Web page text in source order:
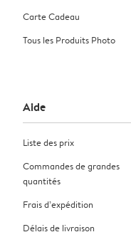
Carte Cadeau
Tous les Produits Photo
Aide
Liste des prix
Commandes de grandes
quantités
Frais d’expédition
Délais de livraison